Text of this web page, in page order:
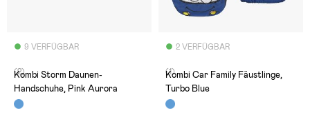
9 VERFÜGBAR
(2)
Kombi Storm Daunen-
Handschuhe, Pink Aurora
2 VERFÜGBAR
(1)
Kombi Car Family Fäustlinge,
Turbo Blue